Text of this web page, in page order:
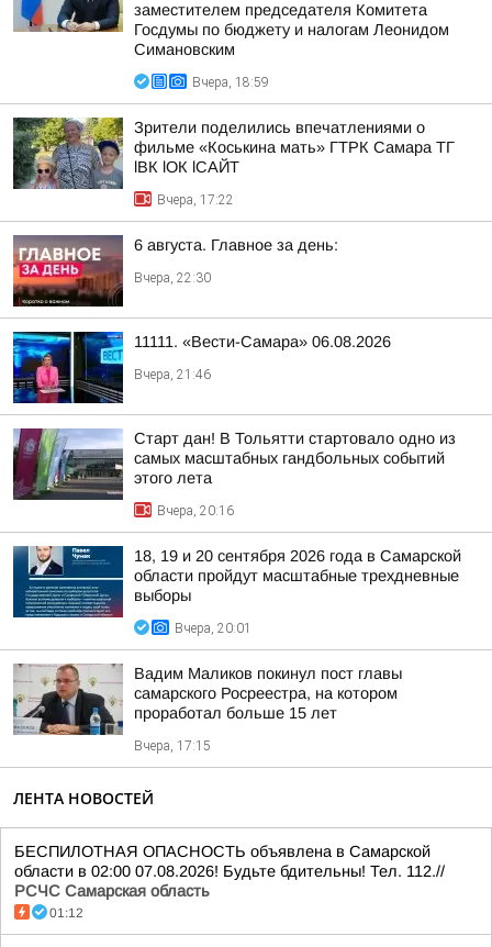
заместителем председателя Комитета
Госдумы по бюджету и налогам Леонидом
Симановским
Вчера, 18:59
Зрители поделились впечатлениями о
фильме «Коськина мать» ГТРК Самара ТГ
lВК lОК lСАЙТ
Вчера, 17:22
6 августа. Главное за день:
Вчера, 22:30
11111. «Вести-Самара» 06.08.2026
Вчера, 21:46
Старт дан! В Тольятти стартовало одно из
самых масштабных гандбольных событий
этого лета
Вчера, 20:16
18, 19 и 20 сентября 2026 года в Самарской
области пройдут масштабные трехдневные
выборы
Вчера, 20:01
Вадим Маликов покинул пост главы
самарского Росреестра, на котором
проработал больше 15 лет
Вчера, 17:15
ЛЕНТА НОВОСТЕЙ
БЕСПИЛОТНАЯ ОПАСНОСТЬ объявлена в Самарской
области в 02:00 07.08.2026! Будьте бдительны! Тел. 112.//
РСЧС Самарская область
01:12